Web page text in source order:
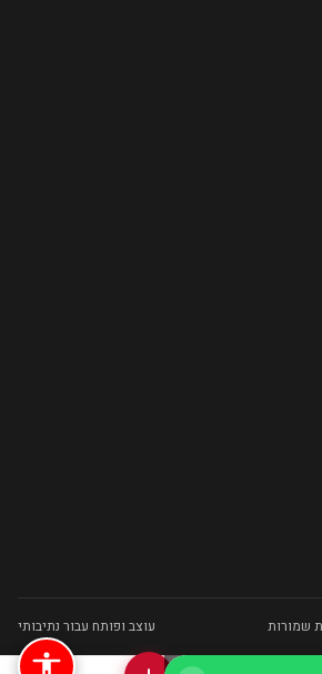
עוצב ופותח עבור נתיבותי